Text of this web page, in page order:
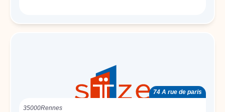
74 A rue de paris
35000Rennes